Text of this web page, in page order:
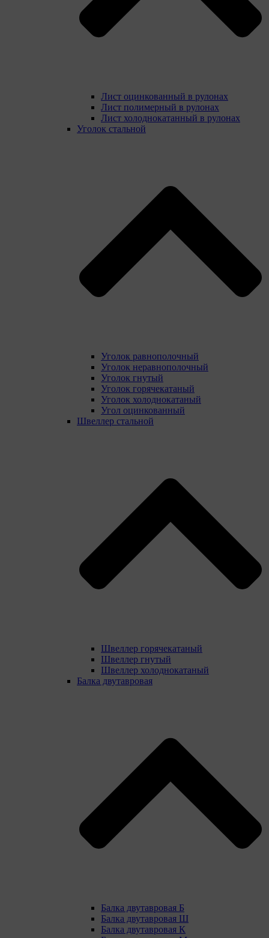
Лист оцинкованный в рулонах
Лист полимерный в рулонах
Лист холоднокатанный в рулонах
Уголок стальной
Уголок равнополочный
Уголок неравнополочный
Уголок гнутый
Уголок горячекатаный
Уголок холоднокатаный
Угол оцинкованный
Швеллер стальной
Швеллер горячекатаный
Швеллер гнутый
Швеллер холоднокатаный
Балка двутавровая
Балка двутавровая Б
Балка двутавровая Ш
Балка двутавровая К